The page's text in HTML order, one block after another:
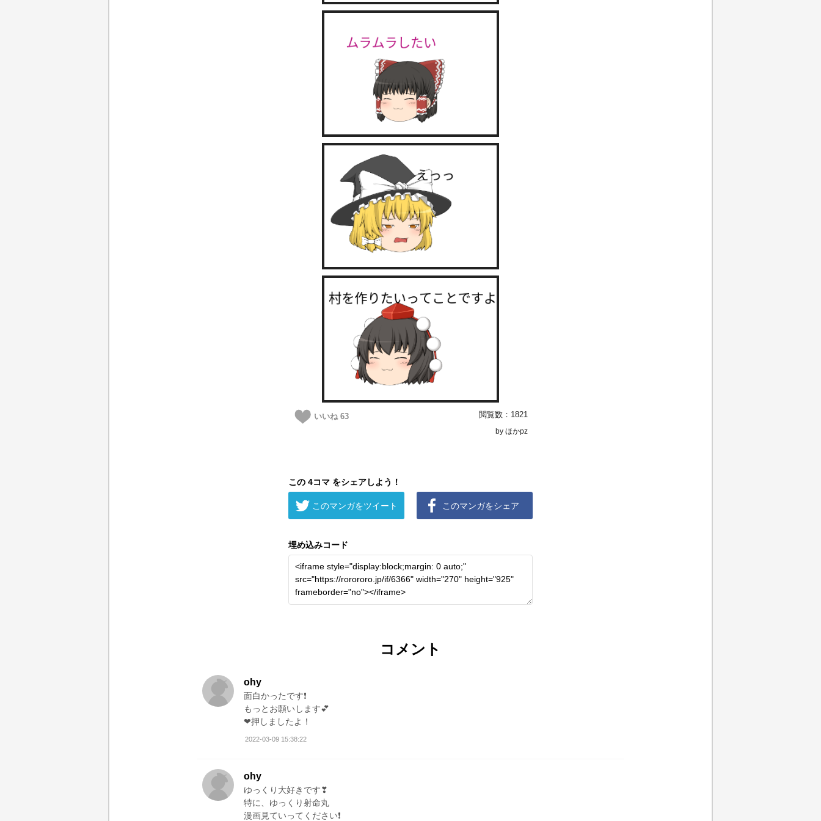
いいね 63 閲覧数：1821
by ほかpz
この 4コマ をシェアしよう！
このマンガをシェア
このマンガをツイート
埋め込みコード
コメント
ohy
面白かったです❗
もっとお願いします💕
❤押しましたよ！
2022-03-09 15:38:22
ohy
ゆっくり大好きです❣
特に、ゆっくり射命丸
漫画見ていってください❗